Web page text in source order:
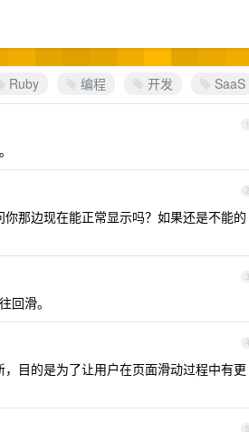
Ruby 编程 开发 SaaS
1
2
那边现在能正常显示吗？如果还是不能的
3
回滑。
4
目的是为了让用户在页面滑动过程中有更
5